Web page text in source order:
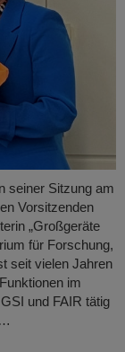
seiner Sitzung am
Vorsitzenden
„Großgeräte
für Forschung,
seit vielen Jahren
im
und FAIR tätig